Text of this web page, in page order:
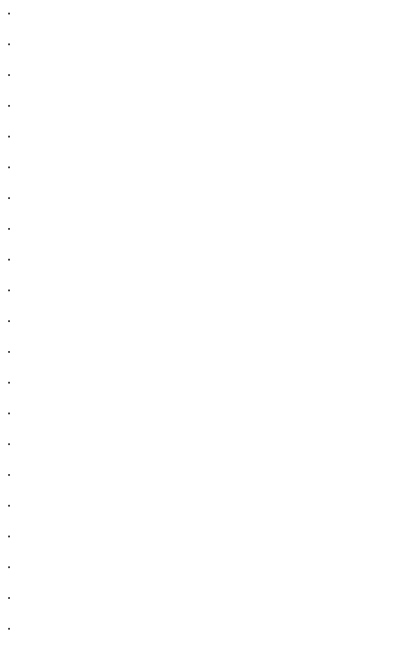
.
.
.
.
.
.
.
.
.
.
.
.
.
.
.
.
.
.
.
.
.